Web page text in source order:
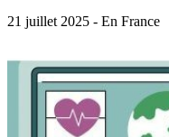
21 juillet 2025 - En France